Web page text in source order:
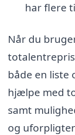
har flere
Når du
både en liste
hjælpe med
samt
og